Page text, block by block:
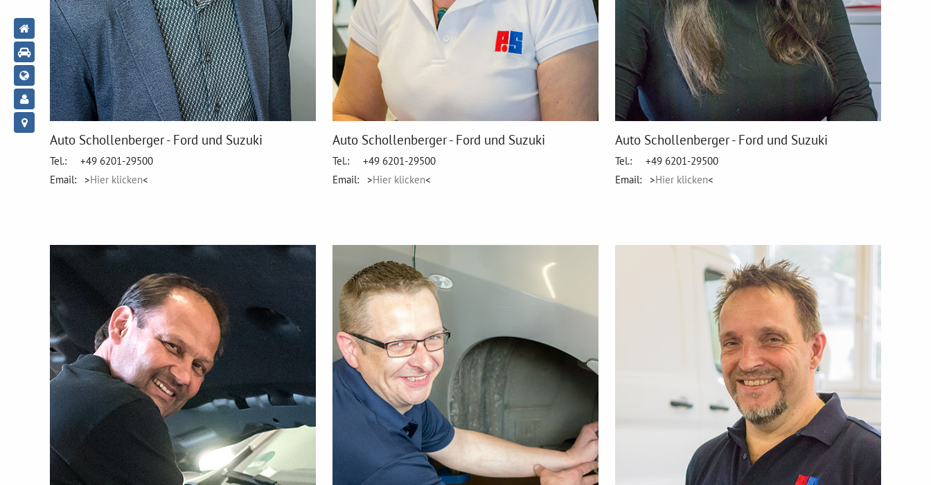
Auto Schollenberger - Ford und Suzuki
Tel.: +49 6201-29500
Email: >Hier klicken<
Auto Schollenberger - Ford und Suzuki
Tel.: +49 6201-29500
Email: >Hier klicken<
Auto Schollenberger - Ford und Suzuki
Tel.: +49 6201-29500
Email: >Hier klicken<